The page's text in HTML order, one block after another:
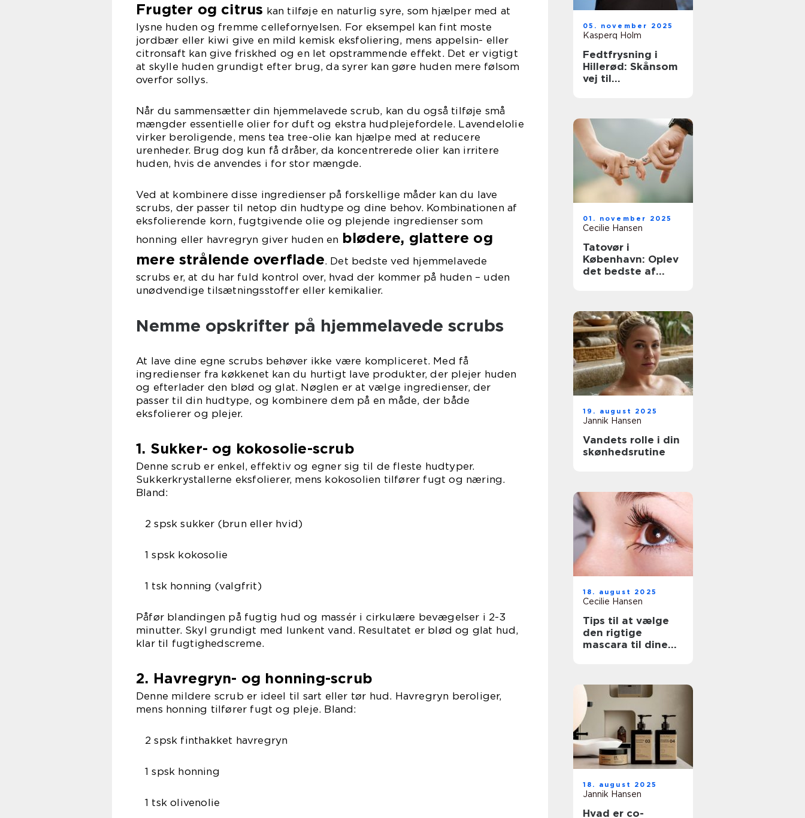
Frugter og citrus kan tilføje en naturlig syre, som hjælper med at
lysne huden og fremme cellefornyelsen. For eksempel kan fint moste
jordbær eller kiwi give en mild kemisk eksfoliering, mens appelsin- eller
citronsaft kan give friskhed og en let opstrammende effekt. Det er vigtigt
at skylle huden grundigt efter brug, da syrer kan gøre huden mere følsom
overfor sollys.
Når du sammensætter din hjemmelavede scrub, kan du også tilføje små
mængder essentielle olier for duft og ekstra hudplejefordele. Lavendelolie
virker beroligende, mens tea tree-olie kan hjælpe med at reducere
urenheder. Brug dog kun få dråber, da koncentrerede olier kan irritere
huden, hvis de anvendes i for stor mængde.
Ved at kombinere disse ingredienser på forskellige måder kan du lave
scrubs, der passer til netop din hudtype og dine behov. Kombinationen af
eksfolierende korn, fugtgivende olie og plejende ingredienser som
honning eller havregryn giver huden en blødere, glattere og
mere strålende overflade. Det bedste ved hjemmelavede
scrubs er, at du har fuld kontrol over, hvad der kommer på huden – uden
unødvendige tilsætningsstoffer eller kemikalier.
Nemme opskrifter på hjemmelavede scrubs
At lave dine egne scrubs behøver ikke være kompliceret. Med få
ingredienser fra køkkenet kan du hurtigt lave produkter, der plejer huden
og efterlader den blød og glat. Nøglen er at vælge ingredienser, der
passer til din hudtype, og kombinere dem på en måde, der både
eksfolierer og plejer.
1. Sukker- og kokosolie-scrub
Denne scrub er enkel, effektiv og egner sig til de fleste hudtyper.
Sukkerkrystallerne eksfolierer, mens kokosolien tilfører fugt og næring.
Bland:
2 spsk sukker (brun eller hvid)
1 spsk kokosolie
1 tsk honning (valgfrit)
Påfør blandingen på fugtig hud og massér i cirkulære bevægelser i 2-3
minutter. Skyl grundigt med lunkent vand. Resultatet er blød og glat hud,
klar til fugtighedscreme.
2. Havregryn- og honning-scrub
Denne mildere scrub er ideel til sart eller tør hud. Havregryn beroliger,
mens honning tilfører fugt og pleje. Bland:
2 spsk finthakket havregryn
1 spsk honning
1 tsk olivenolie
05. november 2025
Kasperq Holm
Fedtfrysning i
Hillerød: Skånsom
vej til
01. november 2025
Cecilie Hansen
Tatovør i
København: Oplev
det bedste af
19. august 2025
Jannik Hansen
Vandets rolle i din
skønhedsrutine
18. august 2025
Cecilie Hansen
Tips til at vælge
den rigtige
mascara til dine
18. august 2025
Jannik Hansen
Hvad er co-